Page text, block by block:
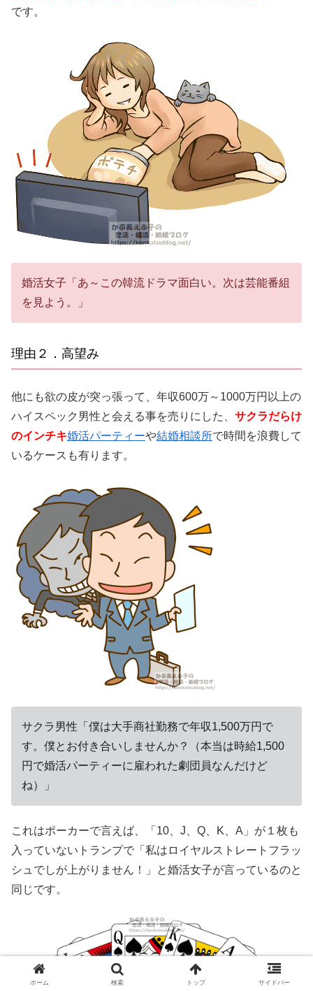
です。
婚活女子「あ～この韓流ドラマ面白い。次は芸能番組
を見よう。」
理由２．高望み
他にも欲の皮が突っ張って、年収600万～1000万円以上の
ハイスペック男性と会える事を売りにした、 サクラだらけ
のインチキ婚活パーティーや結婚相談所で時間を浪費して
いるケースも有ります。
サクラ男性「僕は大手商社勤務で年収1,500万円で
す。僕とお付き合いしませんか？（本当は時給1,500
円で婚活パーティーに雇われた劇団員なんだけど
ね）」
これはポーカーで言えば、「10、J、Q、K、A」が１枚も
入っていないトランプで「私はロイヤルストレートフラッ
シュでしが上がりません！」と婚活女子が言っているのと
同じです。
ホーム 検索 トップ サイドバー